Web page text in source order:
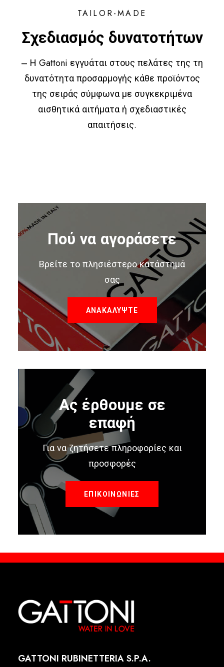
TAILOR-MADE
Σχεδιασμός δυνατοτήτων
– Η Gattoni εγγυάται στους πελάτες της τη
δυνατότητα προσαρμογής κάθε προϊόντος
της σειράς σύμφωνα με συγκεκριμένα
αισθητικά αιτήματα ή σχεδιαστικές
απαιτήσεις.
Πού να αγοράσετε
Βρείτε το πλησιέστερο κατάστημά
σας
ΑΝΑΚΑΛΥΨΤΕ
Ας έρθουμε σε
επαφή
Για να ζητήσετε πληροφορίες και
προσφορές
ΕΠΙΚΟΙΝΩΝΙΕΣ
GATTONI RUBINETTERIA S.P.A.